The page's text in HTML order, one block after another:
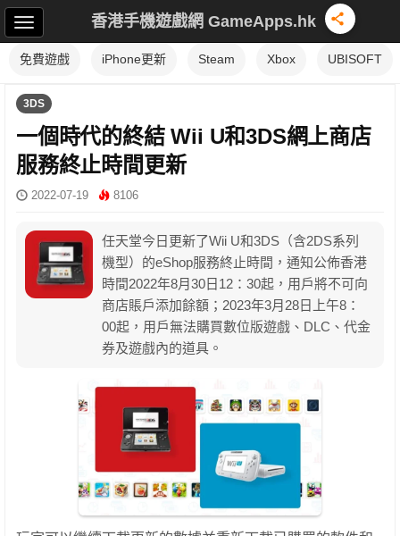
香港手機遊戲網 GameApps.hk
免費遊戲 iPhone更新 Steam Xbox UBISOFT
3DS
一個時代的終結 Wii U和3DS網上商店
服務終止時間更新
2022-07-19 8106
任天堂今日更新了Wii U和3DS（含2DS系列
機型）的eShop服務終止時間，通知公佈香港
時間2022年8月30日12：30起，用戶將不可向
商店賬戶添加餘額；2023年3月28日上午8：
00起，用戶無法購買數位版遊戲、DLC、代金
券及遊戲內的道具。